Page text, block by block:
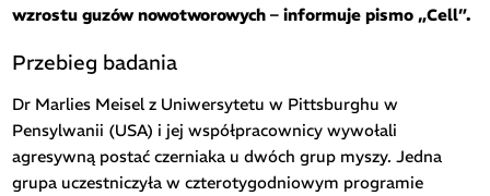
wzrostu guzów nowotworowych – informuje pismo „Cell”.
Przebieg badania
Dr Marlies Meisel z Uniwersytetu w Pittsburghu w
Pensylwanii (USA) i jej współpracownicy wywołali
agresywną postać czerniaka u dwóch grup myszy. Jedna
grupa uczestniczyła w czterotygodniowym programie